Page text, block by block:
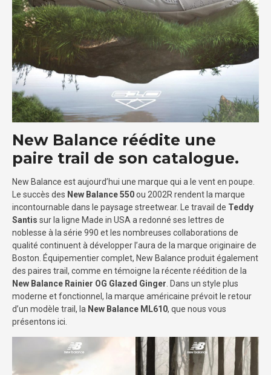
New Balance réédite une
paire trail de son catalogue.
New Balance est aujourd’hui une marque qui a le vent en poupe.
Le succès des New Balance 550ou 2002R rendent la marque
incontournable dans le paysage streetwear. Le travail de Teddy
Santis sur la ligne Made in USA a redonné ses lettres de
noblesse à la série 990 et les nombreuses collaborations de
qualité continuent à développer l’aura de la marque originaire de
Boston. Équipementier complet, New Balance produit également
des paires trail, comme en témoigne la récente réédition de la
New Balance Rainier OG Glazed Ginger . Dans un style plus
moderne et fonctionnel, la marque américaine prévoit le retour
d’un modèle trail, la New Balance ML610, que nous vous
présentons ici.